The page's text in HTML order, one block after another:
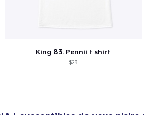
King 83. Pennii t shirt
$23